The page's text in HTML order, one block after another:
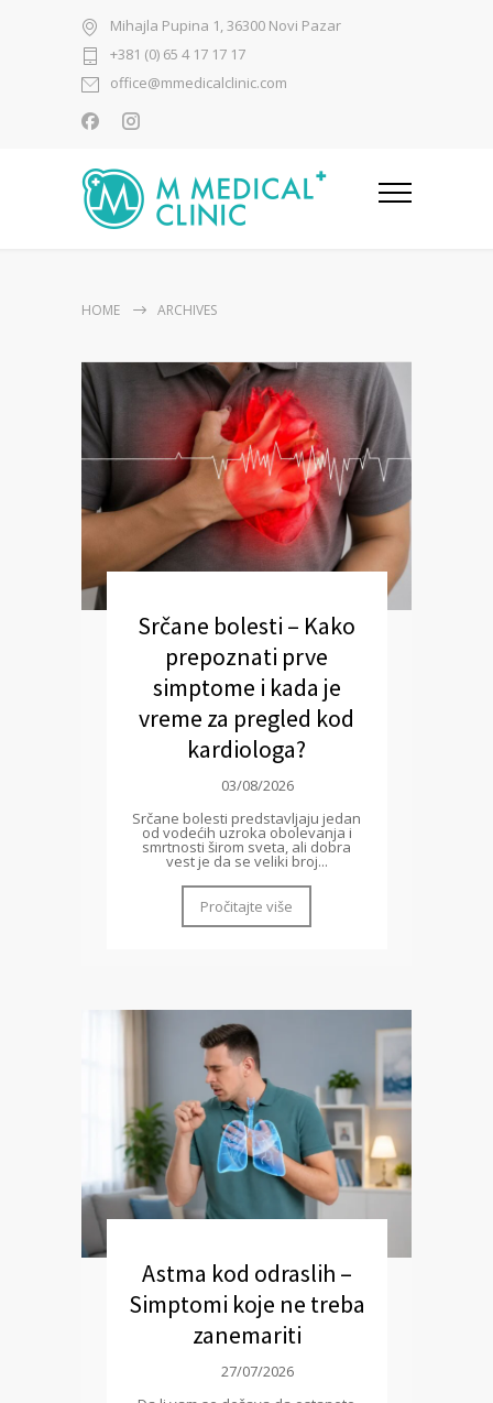
Mihajla Pupina 1, 36300 Novi Pazar
+381 (0) 65 4 17 17 17
office@mmedicalclinic.com
HOME ARCHIVES
Srčane bolesti – Kako
prepoznati prve
simptome i kada je
vreme za pregled kod
kardiologa?
03/08/2026
Srčane bolesti predstavljaju jedan
od vodećih uzroka obolevanja i
smrtnosti širom sveta, ali dobra
vest je da se veliki broj...
Pročitajte više
Astma kod odraslih –
Simptomi koje ne treba
zanemariti
27/07/2026